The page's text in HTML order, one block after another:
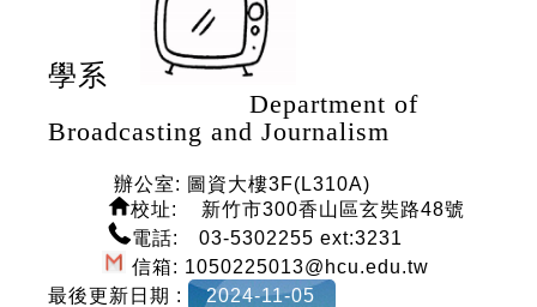
學系
Department of
Broadcasting and Journalism
辦公室: 圖資大樓3F(L310A)
校址: 新竹市300香山區玄奘路48號
電話: 03-5302255 ext:3231
信箱: 1050225013@hcu.edu.tw
最後更新日期 :
2024-11-05